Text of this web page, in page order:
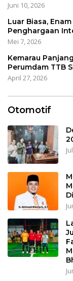
Juni 10, 2026
Luar Biasa,
Penghargaan
Mei 7, 2026
Kemarau
Perumdam TTB
April 27, 2026
Otomotif